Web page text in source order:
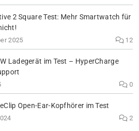
2 Square Test: Mehr Smartwatch für
2025 12
Ladegerät im Test – HyperCharge
0
Open-Ear-Kopfhörer im Test
2